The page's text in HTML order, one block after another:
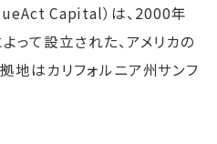
Capital）は、2000年
って設立された、アメリカの
地はカリフォルニア州サンフ